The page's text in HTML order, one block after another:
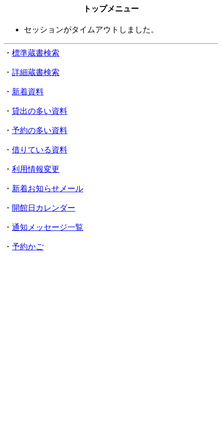
トップメニュー
セッションがタイムアウトしました。
・ 標準蔵書検索
・ 詳細蔵書検索
・ 新着資料
・ 貸出の多い資料
・ 予約の多い資料
・ 借りている資料
・ 利用情報変更
・ 新着お知らせメール
・ 開館日カレンダー
・ 通知メッセージ一覧
・ 予約かご